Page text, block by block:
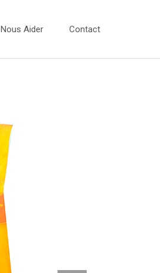
Nous Aider Contact